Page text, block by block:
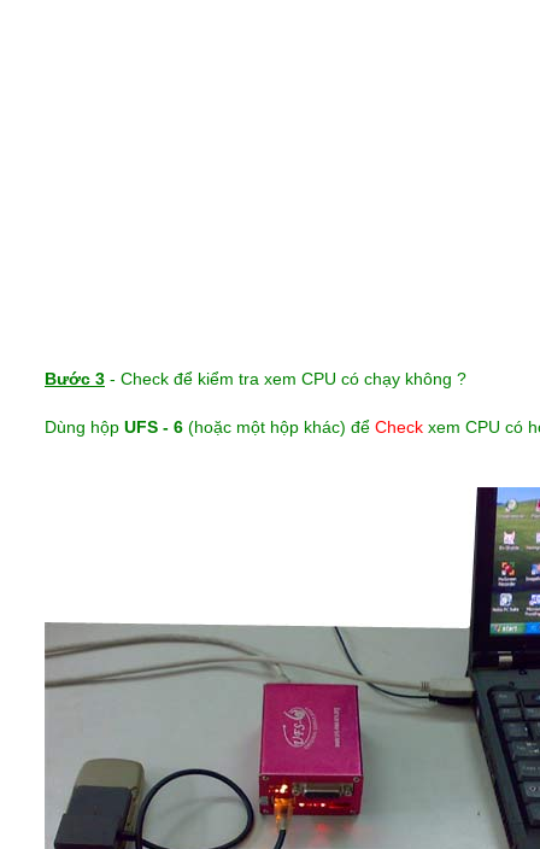
Bước 3 - Check để kiểm tra xem CPU có chạy không ?
Dùng hộp UFS - 6 (hoặc một hộp khác) để Check xem CPU có